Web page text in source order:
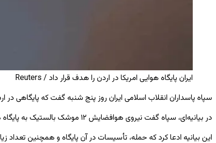
ایران پایگاه هوایی امریکا در اردن را هدف قرار داد / Reuters
سپاه پاسداران انقلاب اسلامی ایران روز پنج ‌شنبه گفت که پایگاهی در اردن را که میزبان جت‌ های جنگی امریکایی اف-
در بیانیه‌ای، سپاه گفت نیروی هوافضایش ۱۲ موشک بالستیک به پایگاه هوایی الازرق و آنچه تأسیسات کلیدی وابسته به اردوی امریکا توصیف کرده بود شلیک کرد.
این بیانیه ادعا کرد که حمله، تأسیسات در آن پایگاه و همچنین تعداد